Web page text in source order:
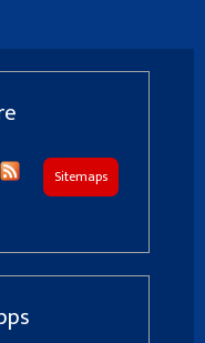
Sitemaps